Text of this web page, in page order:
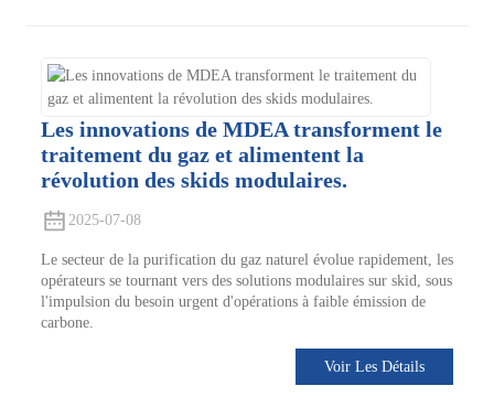
Les innovations de MDEA transforment le
traitement du gaz et alimentent la
révolution des skids modulaires.
2025-07-08
Le secteur de la purification du gaz naturel évolue rapidement, les
opérateurs se tournant vers des solutions modulaires sur skid, sous
l'impulsion du besoin urgent d'opérations à faible émission de
carbone.
Voir Les Détails